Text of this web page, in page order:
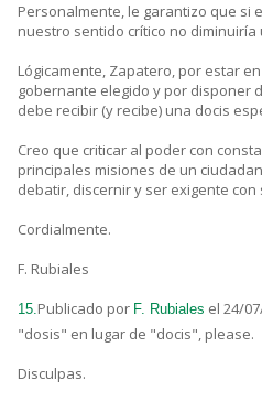
Personalmente, le garantizo que si
nuestro sentido crítico no diminuiría
Lógicamente, Zapatero, por estar
gobernante elegido y por disponer
debe recibir (y recibe) una docis
Creo que criticar al poder con
principales misiones de un
debatir, discernir y ser exigente
Cordialmente.
F. Rubiales
15.Publicado por F. Rubiales el 24/
"dosis" en lugar de "docis", please.
Disculpas.